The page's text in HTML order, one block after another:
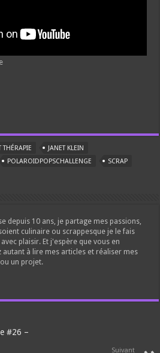
THÉRAPIE
JANET KLEIN
POLAROIDPOPSCHALLENGE SCRAP
depuis 10 ans, je partage mes passions,
culinaire ou scrappesque je le fais
plaisir. Et j'espère que vous en
autant à lire mes articles et réaliser mes
un projet.
#26 –
Suivant